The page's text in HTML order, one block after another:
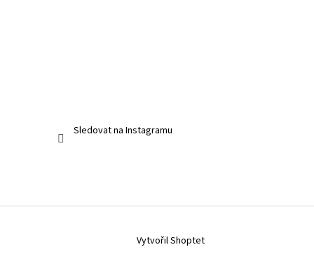
Sledovat na Instagramu
Vytvořil Shoptet